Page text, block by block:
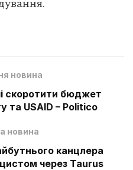
новина
скоротити бюджет
USAID – Politico
новина
канцлера
через Taurus